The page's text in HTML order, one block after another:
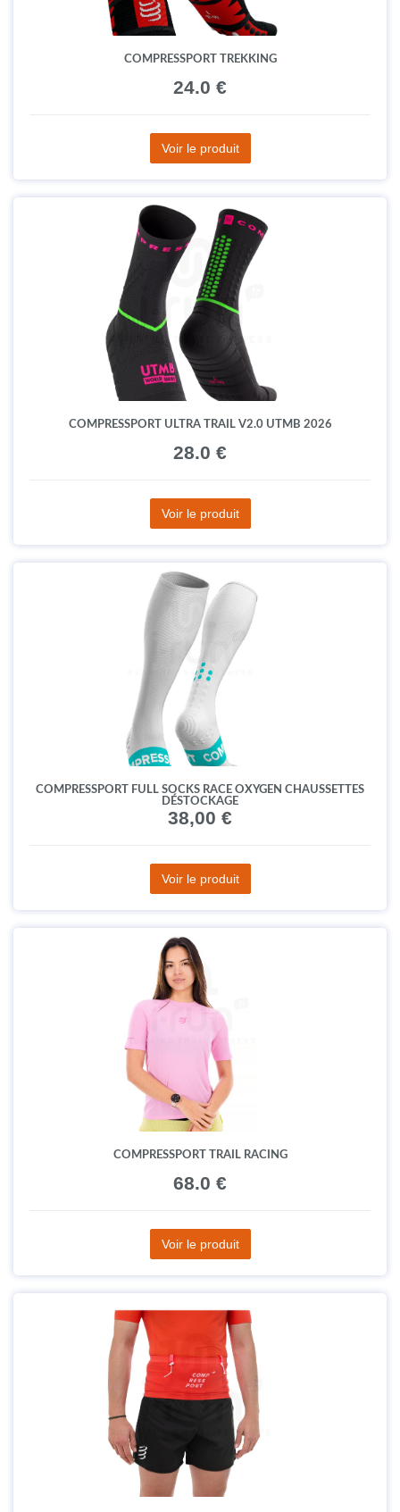
COMPRESSPORT TREKKING
24.0 €
Voir le produit
COMPRESSPORT ULTRA TRAIL V2.0 UTMB 2026
28.0 €
Voir le produit
COMPRESSPORT FULL SOCKS RACE OXYGEN CHAUSSETTES
DÉSTOCKAGE
38,00 €
Voir le produit
COMPRESSPORT TRAIL RACING
68.0 €
Voir le produit